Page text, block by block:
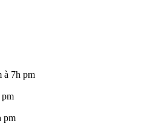
à 7h pm
pm
pm